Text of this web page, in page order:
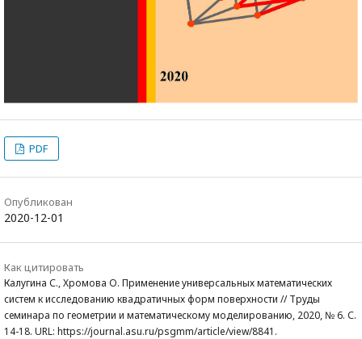
PDF
Опубликован
2020-12-01
Как цитировать
Калугина С., Хромова О. Применение универсальных математических
систем к исследованию квадратичных форм поверхности // Труды
семинара по геометрии и математическому моделированию, 2020, № 6. С.
14-18. URL: https://journal.asu.ru/psgmm/article/view/8841.